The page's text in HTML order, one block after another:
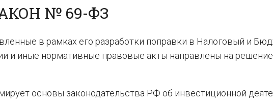
№ 69-ФЗ
в рамках его разработки поправки в Налоговый и
и иные нормативные правовые акты направлены на решение
основы законодательства РФ об инвестиционной